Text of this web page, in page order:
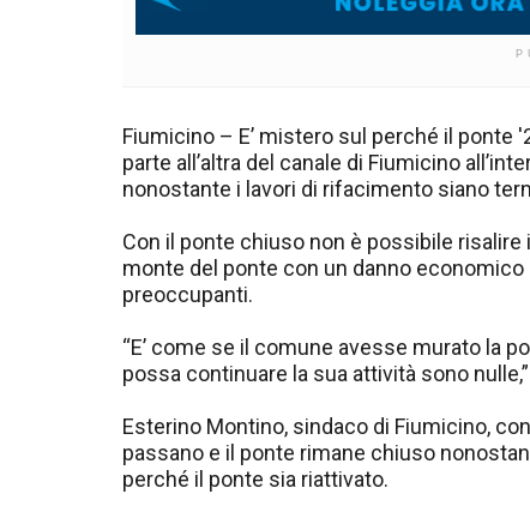
Fiumicino – E’ mistero sul perché il ponte
parte all’altra del canale di Fiumicino
nonostante i lavori di rifacimento siano
Con il ponte chiuso non è possibile
monte del ponte con un danno
preoccupanti.
“E’ come se il comune avesse murato la
possa continuare la sua attività sono
Esterino Montino, sindaco di Fiumicino,
passano e il ponte rimane chiuso
perché il ponte sia riattivato.